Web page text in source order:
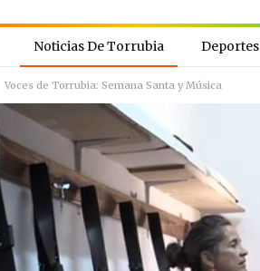
Noticias De Torrubia Deportes
Voces de Torrubia: Semana Santa y Música